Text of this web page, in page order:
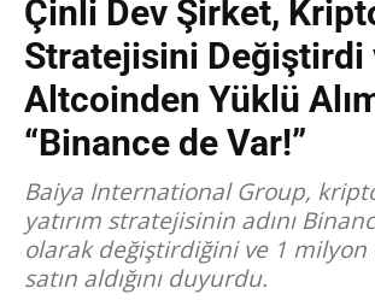
Çinli Dev Şirket,
Stratejisini Değiştirdi
Altcoinden Yüklü
“Binance de Var!”
Baiya International Group,
yatırım stratejisinin adını
olarak değiştirdiğini ve 1 milyon
satın aldığını duyurdu.